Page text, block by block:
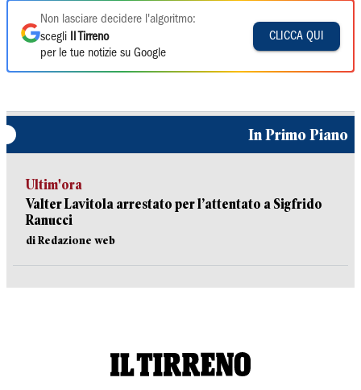
Non lasciare decidere l'algoritmo:
scegli
Il Tirreno
per le tue notizie su Google
CLICCA QUI
In Primo Piano
Ultim'ora
Valter Lavitola arrestato per l’attentato a Sigfrido
Ranucci
di Redazione web